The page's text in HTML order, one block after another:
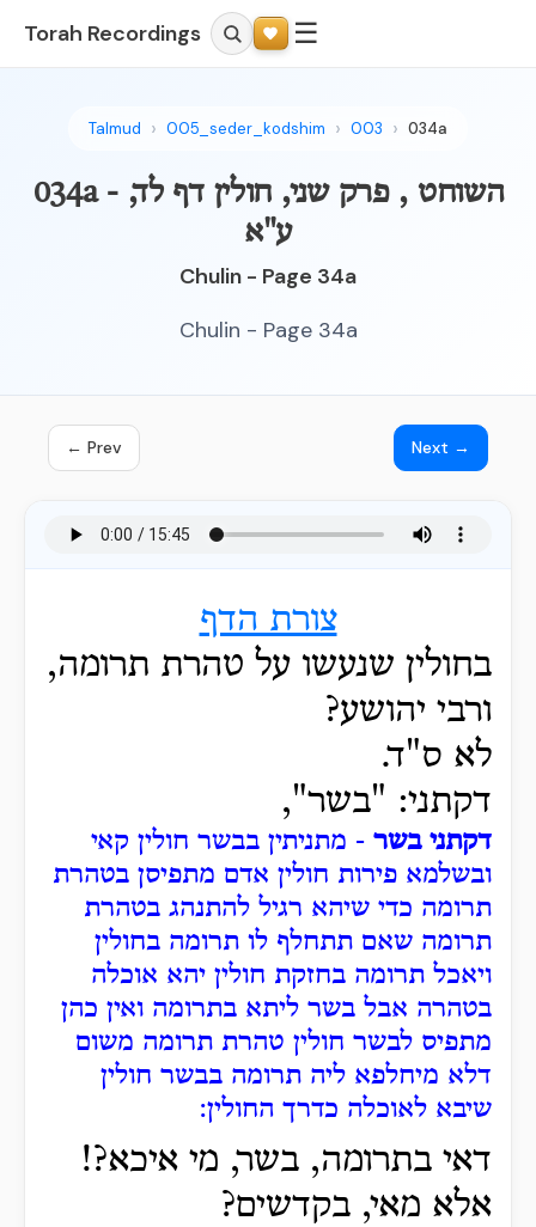
Torah Recordings ☰
Talmud 005_seder_kodshim 003 034a
034a - השוחט , פרק שני, חולין דף לד,
ע"א
Chulin - Page 34a
Chulin - Page 34a
← Prev Next →
צורת הדף
בחולין שנעשו על טהרת תרומה,
ורבי יהושע?
לא ס"ד.
דקתני: "בשר",
דקתני בשר - מתניתין בבשר חולין קאי
ובשלמא פירות חולין אדם מתפיסן בטהרת
תרומה כדי שיהא רגיל להתנהג בטהרת
תרומה שאם תתחלף לו תרומה בחולין
ויאכל תרומה בחזקת חולין יהא אוכלה
בטהרה אבל בשר ליתא בתרומה ואין כהן
מתפיס לבשר חולין טהרת תרומה משום
דלא מיחלפא ליה תרומה בבשר חולין
שיבא לאוכלה כדרך החולין:
דאי בתרומה, בשר, מי איכא?!
אלא מאי, בקדשים?